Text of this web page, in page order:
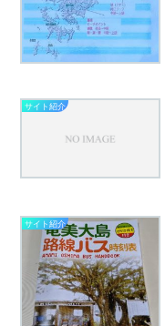
サイト紹介
サイト紹介